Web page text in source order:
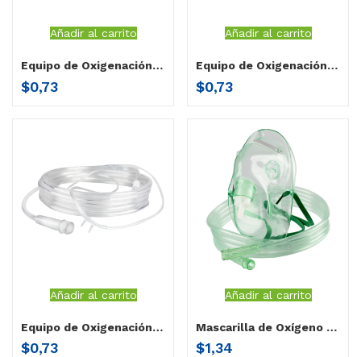
Añadir al carrito
Equipo de Oxigenación Cánula Adulto
$0,73
Añadir al carrito
Equipo de Oxigenación Cánula Pediátrica
$0,73
Añadir al carrito
Equipo de Oxigenación Cánula Neonatal
$0,73
Añadir al carrito
Mascarilla de Oxígeno Adulto Hospitalario
$1,34